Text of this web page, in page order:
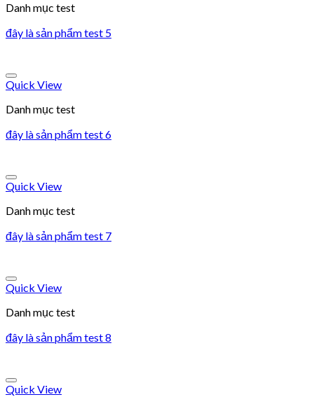
Danh mục test
đây là sản phẩm test 5
Quick View
Danh mục test
đây là sản phẩm test 6
Quick View
Danh mục test
đây là sản phẩm test 7
Quick View
Danh mục test
đây là sản phẩm test 8
Quick View